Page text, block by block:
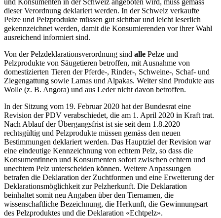
und Konsumenten in der Schweiz angeboten wird, muss gemäss
dieser Verordnung deklariert werden. In der Schweiz verkaufte
Pelze und Pelzprodukte müssen gut sichtbar und leicht leserlich
gekennzeichnet werden, damit die Konsumierenden vor ihrer Wahl
ausreichend informiert sind.
Von der Pelzdeklarationsverordnung sind alle Pelze und
Pelzprodukte von Säugetieren betroffen, mit Ausnahme von
domestizierten Tieren der Pferde-, Rinder-, Schweine-, Schaf- und
Ziegengattung sowie Lamas und Alpakas. Weiter sind Produkte aus
Wolle (z. B. Angora) und aus Leder nicht davon betroffen.
In der Sitzung vom 19. Februar 2020 hat der Bundesrat eine
Revision der PDV verabschiedet, die am 1. April 2020 in Kraft trat.
Nach Ablauf der Übergangsfrist ist sie seit dem 1.8.2020
rechtsgültig und Pelzprodukte müssen gemäss den neuen
Bestimmungen deklariert werden. Das Hauptziel der Revision war
eine eindeutige Kennzeichnung von echtem Pelz, so dass die
Konsumentinnen und Konsumenten sofort zwischen echtem und
unechtem Pelz unterscheiden können. Weitere Anpassungen
betrafen die Deklaration der Zuchtformen und eine Erweiterung der
Deklarationsmöglichkeit zur Pelzherkunft. Die Deklaration
beinhaltet somit neu Angaben über den Tiernamen, die
wissenschaftliche Bezeichnung, die Herkunft, die Gewinnungsart
des Pelzproduktes und die Deklaration «Echtpelz».